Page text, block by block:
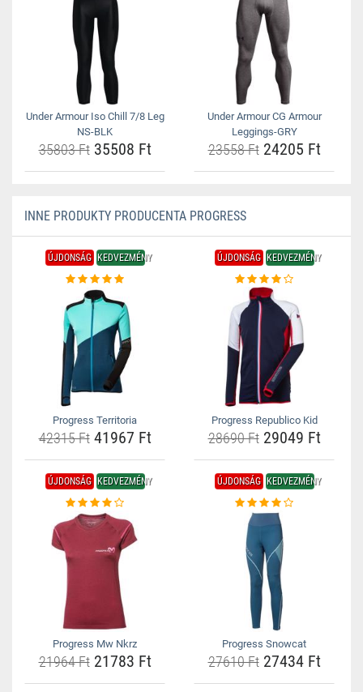
Under Armour Iso Chill 7/8 Leg
NS-BLK
35803 Ft35508 Ft
Under Armour CG Armour
Leggings-GRY
23558 Ft24205 Ft
INNE PRODUKTY PRODUCENTA PROGRESS
ÚJDONSÁG KEDVEZMÉNY
Progress Territoria
42315 Ft41967 Ft
ÚJDONSÁG KEDVEZMÉNY
Progress Republico Kid
28690 Ft29049 Ft
ÚJDONSÁG KEDVEZMÉNY
Progress Mw Nkrz
21964 Ft21783 Ft
ÚJDONSÁG KEDVEZMÉNY
Progress Snowcat
27610 Ft27434 Ft